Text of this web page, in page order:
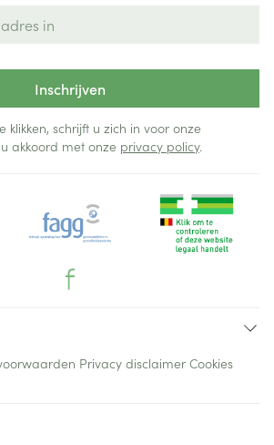
Inschrijven
klikken, schrijft u zich in voor onze
akkoord met onze privacy policy.
Privacy disclaimer Cookies